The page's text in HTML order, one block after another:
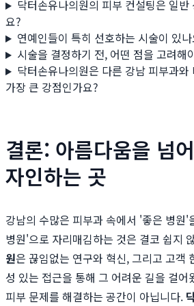
닥터손유나의원의 피부 컨설팅은 일
요?
연예인들이 특히 선호하는 시술이 있
시술을 결정하기 전, 어떤 점을 고려해
닥터손유나의원은 다른 강남 피부과와
가장 큰 강점인가요?
결론: 아름다움을 넘
자인하는 곳
강남의 수많은 피부과 속에서 '좋은 병원'
병원'으로 자리매김하는 것은 결코 쉽지
원은 끊임없는 연구와 혁신, 그리고 고객
성 있는 접근을 통해 그 어려운 길을 걸어
피부 문제를 해결하는 공간이 아닙니다.